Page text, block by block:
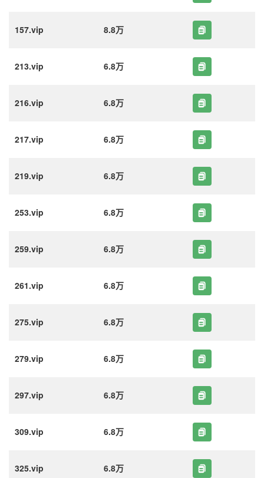
157.vip 8.8万
213.vip 6.8万
216.vip 6.8万
217.vip 6.8万
219.vip 6.8万
253.vip 6.8万
259.vip 6.8万
261.vip 6.8万
275.vip 6.8万
279.vip 6.8万
297.vip 6.8万
309.vip 6.8万
325.vip 6.8万